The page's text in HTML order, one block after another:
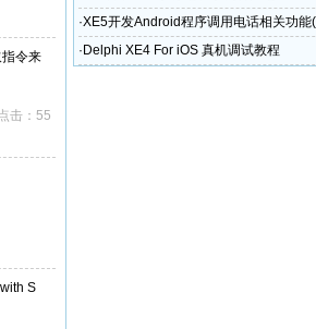
令来
击：55
S
·XE5开发Android程序调用电话相关功能
和电话)
· Delphi XE4 For iOS 真机调试教程